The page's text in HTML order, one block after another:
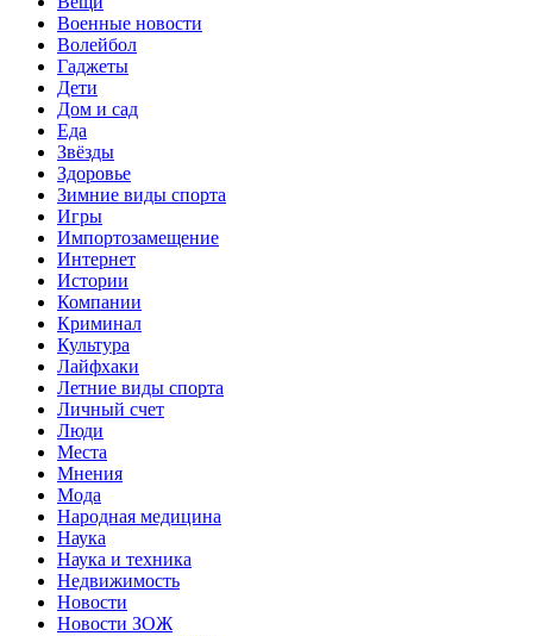
Военные новости
Волейбол
Гаджеты
Дети
Дом и сад
Еда
Звёзды
Здоровье
Зимние виды спорта
Игры
Импортозамещение
Интернет
Истории
Компании
Криминал
Культура
Лайфхаки
Летние виды спорта
Личный счет
Люди
Места
Мнения
Мода
Народная медицина
Наука
Наука и техника
Недвижимость
Новости
Новости ЗОЖ